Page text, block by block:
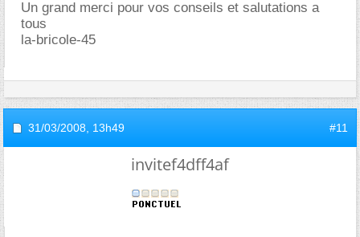
Un grand merci pour vos conseils et salutations a
tous
la-bricole-45
31/03/2008, 13h49 #11
invitef4dff4af